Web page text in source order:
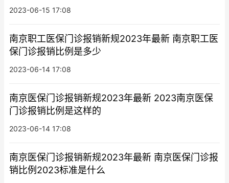
2023-06-15 17:08
南京职工医保门诊报销新规2023年最新 南京职工医
保门诊报销比例是多少
2023-06-14 17:08
南京医保门诊报销新规2023年最新 2023南京医保
门诊报销比例是这样的
2023-06-14 17:08
南京医保门诊报销新规2023年最新 南京医保门诊报
销比例2023标准是什么